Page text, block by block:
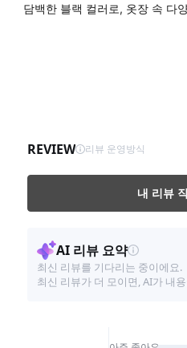
담백한 블랙 컬러로, 옷장 속 다